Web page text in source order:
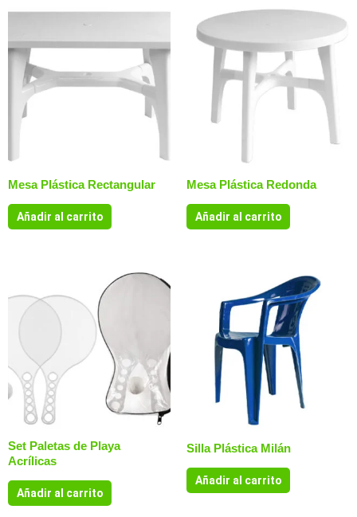
Mesa Plástica Rectangular
Añadir al carrito
Mesa Plástica Redonda
Añadir al carrito
Set Paletas de Playa
Acrílicas
Añadir al carrito
Silla Plástica Milán
Añadir al carrito